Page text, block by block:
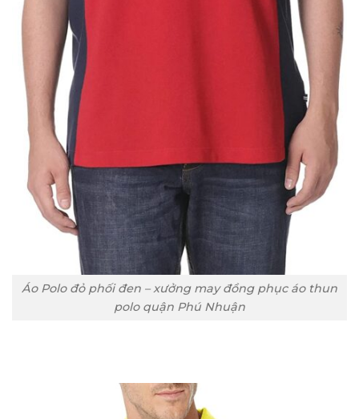
Áo Polo đỏ phối đen – xưởng may đồng phục áo thun
polo quận Phú Nhuận